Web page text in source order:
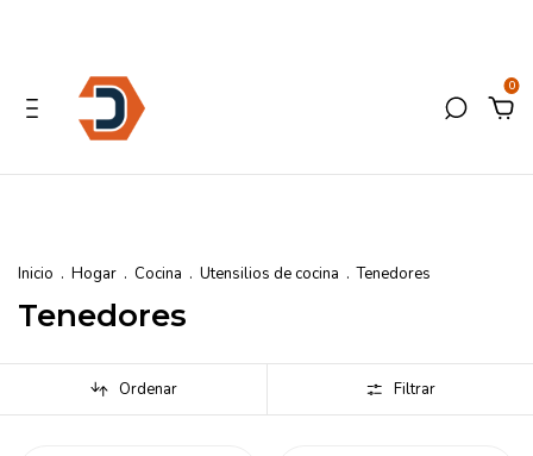
0
Inicio . Hogar . Cocina . Utensilios de cocina . Tenedores
Tenedores
Ordenar Filtrar